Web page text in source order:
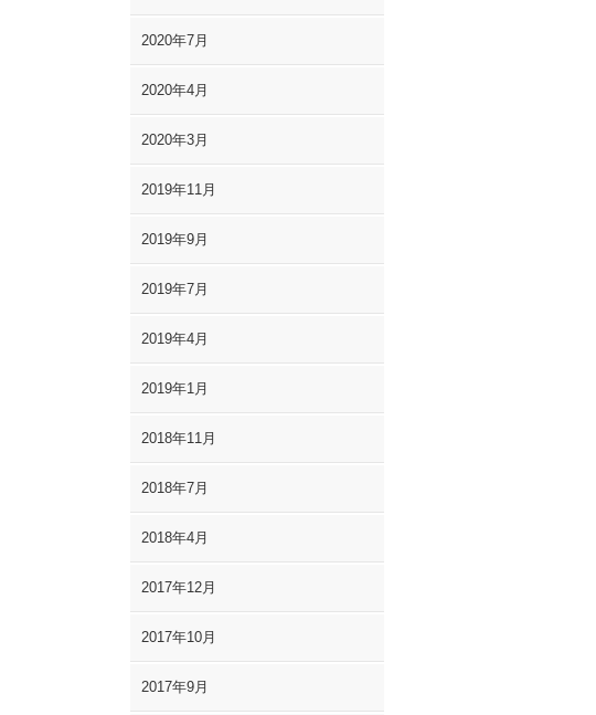
2020年7月
2020年4月
2020年3月
2019年11月
2019年9月
2019年7月
2019年4月
2019年1月
2018年11月
2018年7月
2018年4月
2017年12月
2017年10月
2017年9月